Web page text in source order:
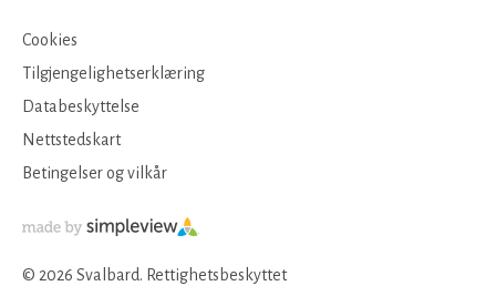
Cookies
Tilgjengelighetserklæring
Databeskyttelse
Nettstedskart
Betingelser og vilkår
© 2026 Svalbard. Rettighetsbeskyttet